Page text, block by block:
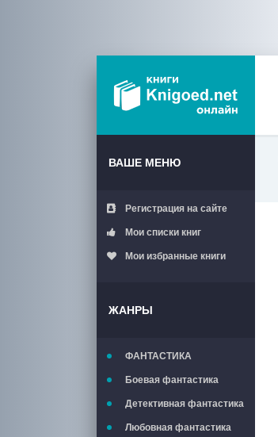
ВАШЕ МЕНЮ
Регистрация на сайте
Мои списки книг
Мои избранные книги
ЖАНРЫ
ФАНТАСТИКА
Боевая фантастика
Детективная фантастика
Любовная фантастика